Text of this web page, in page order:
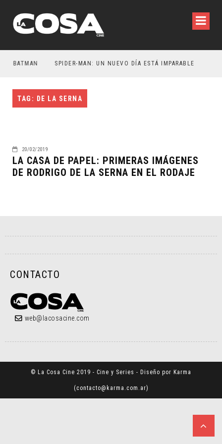
BATMAN SPIDER-MAN: UN NUEVO DÍA ESTÁ IMPARABLE
TAG: DE LA SERNA
20/02/2019
LA CASA DE PAPEL: PRIMERAS IMÁGENES
DE RODRIGO DE LA SERNA EN EL RODAJE
CONTACTO
web@lacosacine.com
© La Cosa Cine 2019 - Cine y Series - Diseño por Karma
(contacto@karma.com.ar)